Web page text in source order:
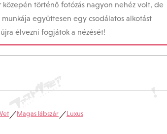
történő fotózás nagyon nehéz volt, de
együttesen egy csodálatos alkotást
élvezni fogjátok a nézését!
／Magas lábszár／Luxus